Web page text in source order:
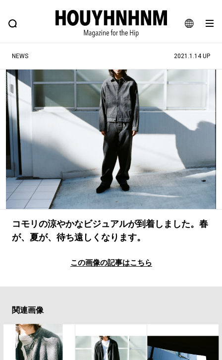
JA
EN
FEATURE BLOG SNAP
ヒップなファッション、カルチャー、ライフスタイルWEBマガジン
#注目のタグ
#SHOPPING ADDICT #憧れの逸品
#ESSENTIAL DESIGNS #古着サミット
#NEW VINTAGE #マイナーグッド図鑑
#路地裏てぃーん。 #MONTHLY JOURNAL
#GH 銘品の所以 #フイナムのYouTube
#Commune H #FOCUS IT #AH.H
#ととけん #FASHION #MUSIC #MOVIE
#LIFESTYLE #SNEAKER #OUTDOOR
#SPORTS #HANDSOME HANDBOOK
NEWS 2021.1.14 UP
コモリの涼やかなビジュアルが到着しました。春
が、夏が、待ち遠しくなります。
この画像の記事はこちら
関連画像